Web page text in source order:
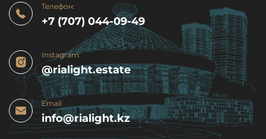
Телефон:
+7 (707) 044-09-49
Instagram:
@rialight.estate
Email
info@rialight.kz